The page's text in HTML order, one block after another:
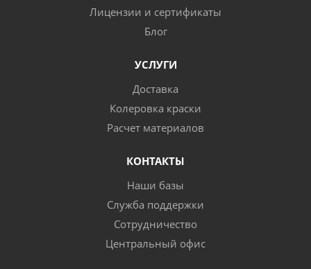
Лицензии и сертификаты
Блог
УСЛУГИ
Доставка
Колеровка краски
Расчет материалов
КОНТАКТЫ
Наши базы
Служба поддержки
Сотрудничество
Центральный офис